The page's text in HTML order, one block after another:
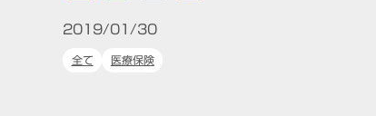
2019/01/30
全て 医療保険